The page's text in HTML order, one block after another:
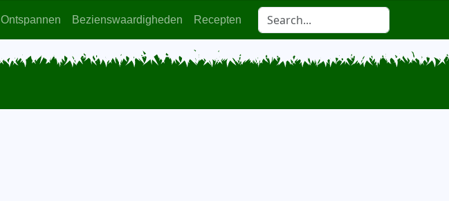
Ontspannen Bezienswaardigheden Recepten